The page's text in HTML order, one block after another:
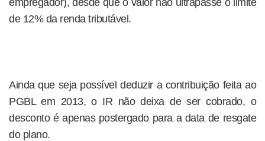
empregador), desde que o valor não ultrapasse o limite
de 12% da renda tributável.
Ainda que seja possível deduzir a contribuição feita ao
PGBL em 2013, o IR não deixa de ser cobrado, o
desconto é apenas postergado para a data de resgate
do plano.